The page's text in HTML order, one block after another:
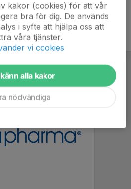
kakor (cookies) för att vår
bra för dig. De används
i syfte att hjälpa oss att
våra tjänster.
vi cookies
alla kakor
nödvändiga